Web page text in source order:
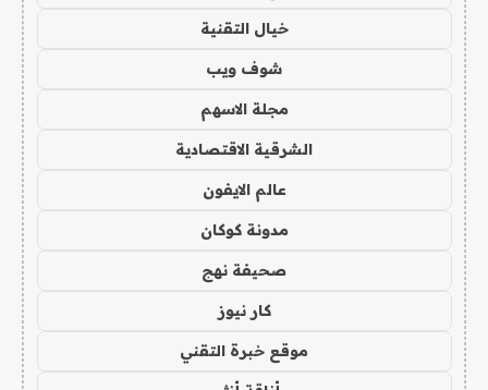
خيال التقنية
شوف ويب
مجلة الاسهم
الشرقية الاقتصادية
عالم الايفون
مدونة كوكان
صحيفة نهج
كار نيوز
موقع خبرة التقني